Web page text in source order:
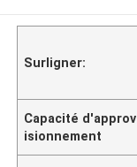
Surligner:
Capacité d'approv
isionnement